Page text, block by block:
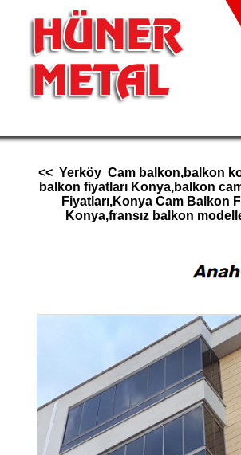
<< Yerköy Cam balkon,balkon
balkon fiyatları Konya,balkon
Fiyatları,Konya Cam
Konya,fransız balkon